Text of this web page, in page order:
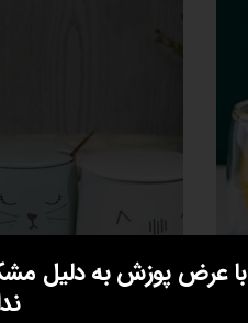
با عرض پوزش به دلیل